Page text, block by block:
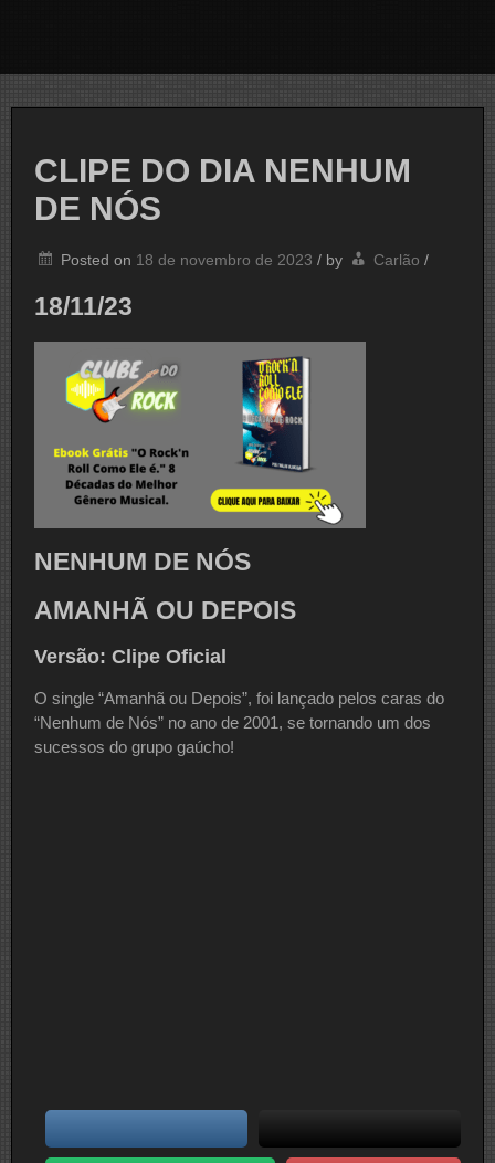
CLIPE DO DIA NENHUM
DE NÓS
Posted on 18 de novembro de 2023 / by Carlão /
18/11/23
NENHUM DE NÓS
AMANHÃ OU DEPOIS
Versão: Clipe Oficial
O single “Amanhã ou Depois”, foi lançado pelos caras do
“Nenhum de Nós” no ano de 2001, se tornando um dos
sucessos do grupo gaúcho!